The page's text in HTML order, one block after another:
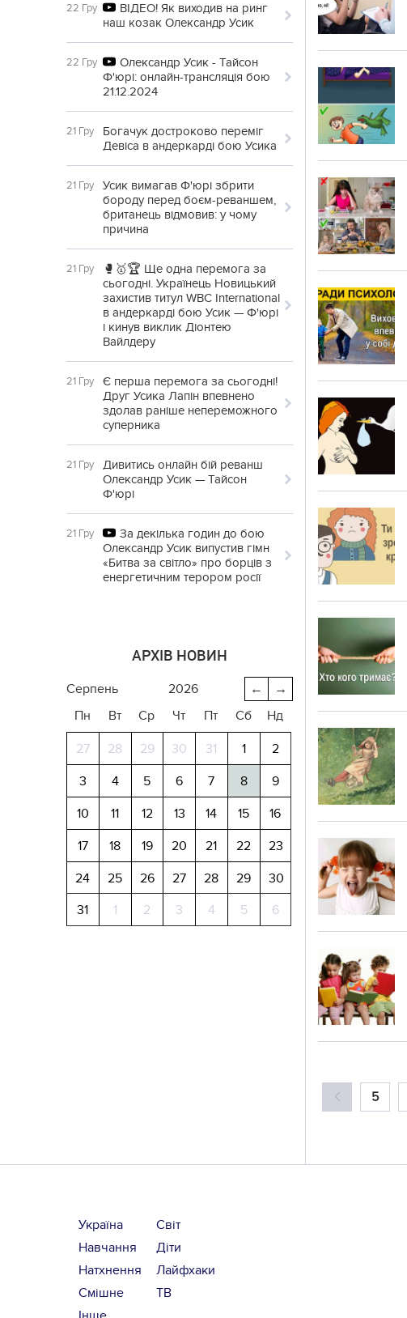
22 Гру
ВІДЕО! Як виходив на ринг
наш козак Олександр Усик
22 Гру
Олександр Усик - Тайсон
Ф'юрі: онлайн-трансляція бою
21.12.2024
21 Гру
Богачук достроково переміг
Девіса в андеркарді бою Усика
21 Гру
Усик вимагав Ф'юрі збрити
бороду перед боєм-реваншем,
британець відмовив: у чому
причина
21 Гру
🥊🥇🏆 Ще одна перемога за
сьогодні. Українець Новицький
захистив титул WBC International
в андеркарді бою Усик — Ф'юрі
і кинув виклик Діонтею
Вайлдеру
21 Гру
Є перша перемога за сьогодні!
Друг Усика Лапін впевнено
здолав раніше непереможного
суперника
21 Гру
Дивитись онлайн бій реванш
Олександр Усик — Тайсон
Ф'юрі
21 Гру
За декілька годин до бою
Олександр Усик випустив гімн
«Битва за світло» про борців з
енергетичним терором росії
АРХІВ НОВИН
→
←
серпень
2026
Пн
Вт Ср Чт Пт Сб Нд
27 28 29 30 31 1
2
3
4 5 6 7 8
9
10
11 12 13 14 15
16
17
18 19 20 21 22
23
24
25 26 27 28 29
30
31
1 2 3 4 5 6
5
Україна
Світ
Навчання
Діти
Натхнення
Лайфхаки
Смішне
ТВ